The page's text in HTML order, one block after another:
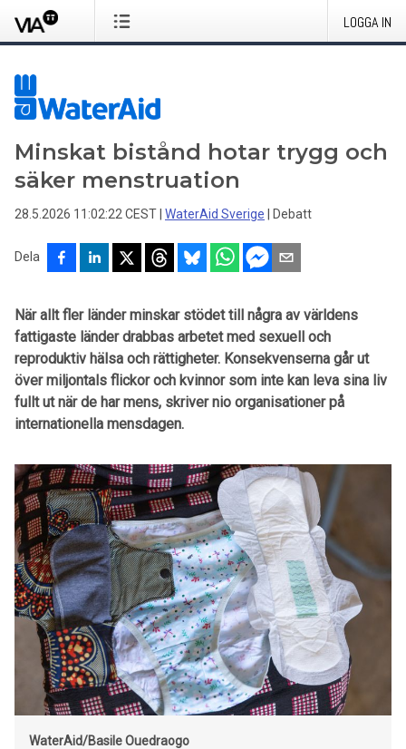
LOGGA IN
Minskat bistånd hotar trygg och
säker menstruation
28.5.2026 11:02:22 CEST WaterAid Sverige Debatt
Dela
När allt fler länder minskar stödet till några av världens
fattigaste länder drabbas arbetet med sexuell och
reproduktiv hälsa och rättigheter. Konsekvenserna går ut
över miljontals flickor och kvinnor som inte kan leva sina liv
fullt ut när de har mens, skriver nio organisationer på
internationella mensdagen.
WaterAid/Basile Ouedraogo